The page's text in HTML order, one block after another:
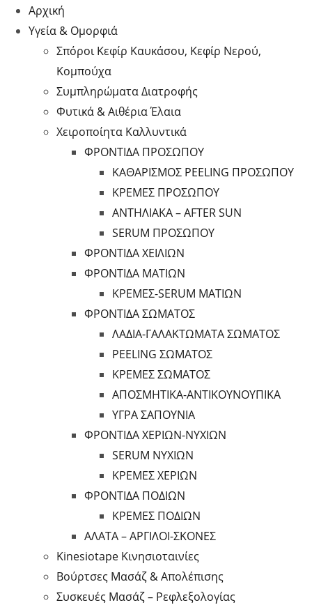
Αρχική
Υγεία & Ομορφιά
Σπόροι Κεφίρ Καυκάσου, Κεφίρ Νερού,
Κομπούχα
Συμπληρώματα Διατροφής
Φυτικά & Αιθέρια Έλαια
Χειροποίητα Καλλυντικά
ΦΡΟΝΤΙΔΑ ΠΡΟΣΩΠΟΥ
ΚΑΘΑΡΙΣΜΟΣ PEELING ΠΡΟΣΩΠΟΥ
ΚΡΕΜΕΣ ΠΡΟΣΩΠΟΥ
ΑΝΤΗΛΙΑΚΑ – AFTER SUN
SERUM ΠΡΟΣΩΠΟΥ
ΦΡΟΝΤΙΔΑ ΧΕΙΛΙΩΝ
ΦΡΟΝΤΙΔΑ ΜΑΤΙΩΝ
ΚΡΕΜΕΣ-SERUM ΜΑΤΙΩΝ
ΦΡΟΝΤΙΔΑ ΣΩΜΑΤΟΣ
ΛΑΔΙΑ-ΓΑΛΑΚΤΩΜΑΤΑ ΣΩΜΑΤΟΣ
PEELING ΣΩΜΑΤΟΣ
ΚΡΕΜΕΣ ΣΩΜΑΤΟΣ
ΑΠΟΣΜΗΤΙΚΑ-ΑΝΤΙΚΟΥΝΟΥΠΙΚΑ
ΥΓΡΑ ΣΑΠΟΥΝΙΑ
ΦΡΟΝΤΙΔΑ ΧΕΡΙΩΝ-ΝΥΧΙΩΝ
SERUM ΝΥΧΙΩΝ
ΚΡΕΜΕΣ ΧΕΡΙΩΝ
ΦΡΟΝΤΙΔΑ ΠΟΔΙΩΝ
ΚΡΕΜΕΣ ΠΟΔΙΩΝ
ΑΛΑΤΑ – ΑΡΓΙΛΟΙ-ΣΚΟΝΕΣ
Kinesiotape Κινησιοταινίες
Βούρτσες Μασάζ & Απολέπισης
Συσκευές Μασάζ – Ρεφλεξολογίας